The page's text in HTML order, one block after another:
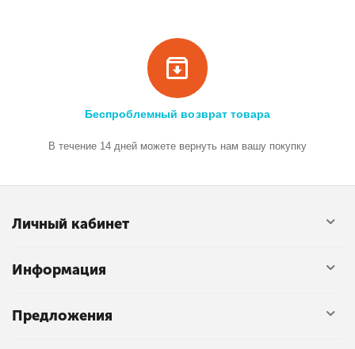
Беспроблемный возврат товара
В течение 14 дней можете вернуть нам вашу покупку
Личный кабинет
Информация
Предложения